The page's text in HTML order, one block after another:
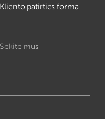
Kliento patirties forma
Sekite mus